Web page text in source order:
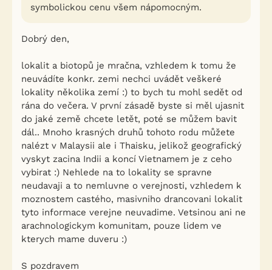
symbolickou cenu všem nápomocným.
Dobrý den,
lokalit a biotopů je mračna, vzhledem k tomu že
neuvádíte konkr. zemi nechci uvádět veškeré
lokality několika zemí :) to bych tu mohl sedět od
rána do večera. V první zásadě byste si měl ujasnit
do jaké země chcete letět, poté se můžem bavit
dál.. Mnoho krasných druhů tohoto rodu můžete
nalézt v Malaysii ale i Thaisku, jelikož geografický
vyskyt zacina Indii a koncí Vietnamem je z ceho
vybirat :) Nehlede na to lokality se spravne
neudavaji a to nemluvne o verejnosti, vzhledem k
moznostem castého, masivniho drancovani lokalit
tyto informace verejne neuvadime. Vetsinou ani ne
arachnologickym komunitam, pouze lidem ve
kterych mame duveru :)
S pozdravem